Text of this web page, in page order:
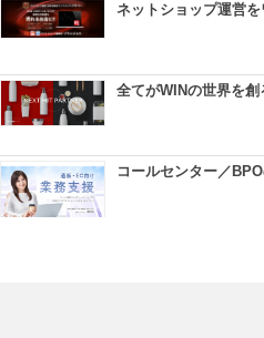
ネットショップ運営を
全てがWINの世界を創
コールセンター／